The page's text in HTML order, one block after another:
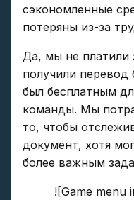
сэкономленные
потеряны из-за
Да, мы не платили
получили перевод
был бесплатным
команды. Мы
то, чтобы
документ, хотя
более важным
![Game menu